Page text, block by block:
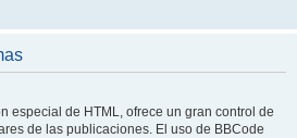
especial de HTML, ofrece un gran control de
de las publicaciones. El uso de BBCode